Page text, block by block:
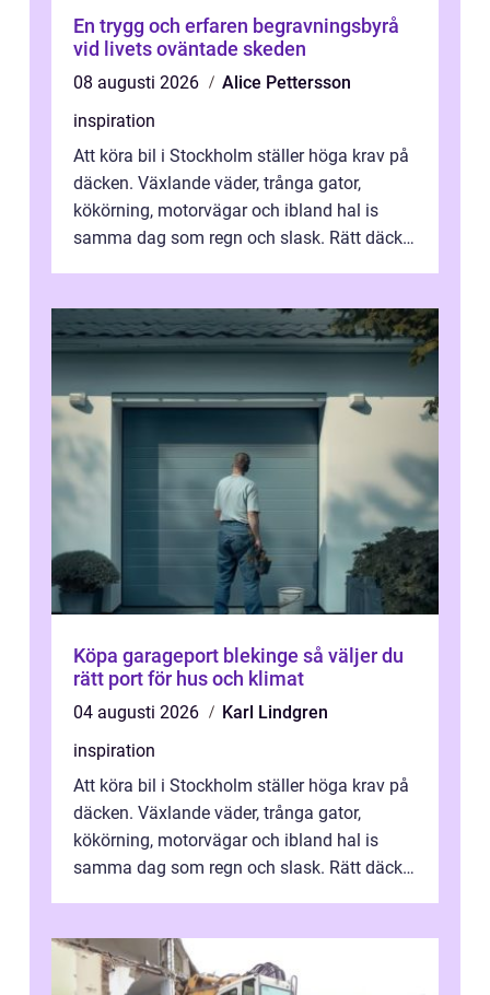
En trygg och erfaren begravningsbyrå
vid livets oväntade skeden
08 augusti 2026
Alice Pettersson
inspiration
Att köra bil i Stockholm ställer höga krav på
däcken. Växlande väder, trånga gator,
kökörning, motorvägar och ibland hal is
samma dag som regn och slask. Rätt däck
Köpa garageport blekinge så väljer du
rätt port för hus och klimat
04 augusti 2026
Karl Lindgren
inspiration
Att köra bil i Stockholm ställer höga krav på
däcken. Växlande väder, trånga gator,
kökörning, motorvägar och ibland hal is
samma dag som regn och slask. Rätt däck